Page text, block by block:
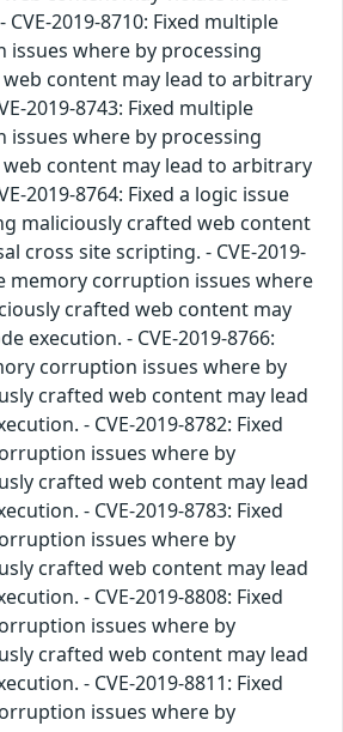
2019-8710: Fixed multiple
where by processing
content may lead to arbitrary
2019-8743: Fixed multiple
where by processing
content may lead to arbitrary
2019-8764: Fixed a logic issue
maliciously crafted web content
cross site scripting. - CVE-2019-
memory corruption issues where
crafted web content may
execution. - CVE-2019-8766:
corruption issues where by
crafted web content may lead
- CVE-2019-8782: Fixed
issues where by
crafted web content may lead
- CVE-2019-8783: Fixed
issues where by
crafted web content may lead
- CVE-2019-8808: Fixed
issues where by
crafted web content may lead
- CVE-2019-8811: Fixed
issues where by